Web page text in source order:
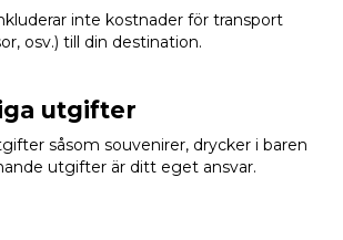
inte kostnader för transport
osv.) till din destination.
utgifter
såsom souvenirer, drycker i baren
utgifter är ditt eget ansvar.